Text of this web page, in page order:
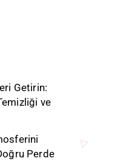
Getirin:
ve
Perde